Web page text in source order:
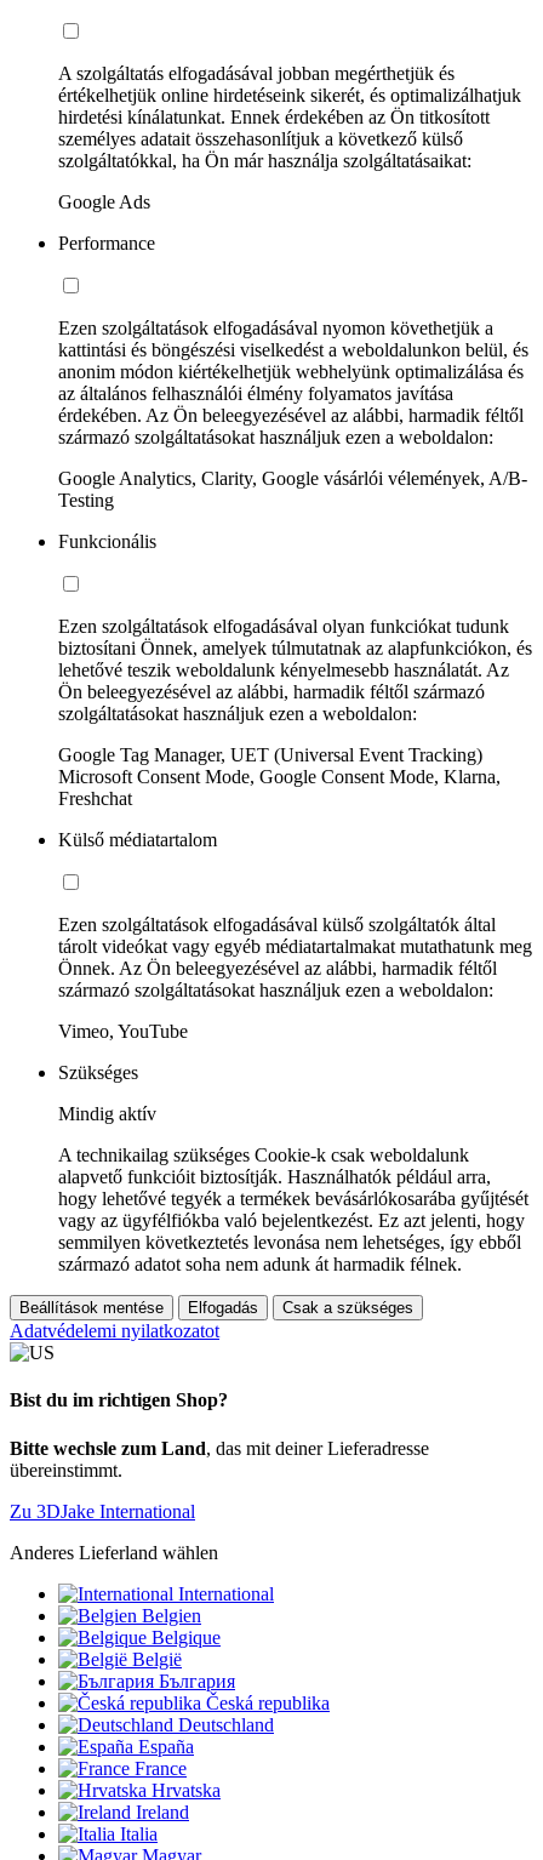
A szolgáltatás elfogadásával jobban megérthetjük és
értékelhetjük online hirdetéseink sikerét, és optimalizálhatjuk
hirdetési kínálatunkat. Ennek érdekében az Ön titkosított
személyes adatait összehasonlítjuk a következő külső
szolgáltatókkal, ha Ön már használja szolgáltatásaikat:
Google Ads
Performance
Ezen szolgáltatások elfogadásával nyomon követhetjük a
kattintási és böngészési viselkedést a weboldalunkon belül, és
anonim módon kiértékelhetjük webhelyünk optimalizálása és
az általános felhasználói élmény folyamatos javítása
érdekében. Az Ön beleegyezésével az alábbi, harmadik féltől
származó szolgáltatásokat használjuk ezen a weboldalon:
Google Analytics, Clarity, Google vásárlói vélemények, A/B-
Testing
Funkcionális
Ezen szolgáltatások elfogadásával olyan funkciókat tudunk
biztosítani Önnek, amelyek túlmutatnak az alapfunkciókon, és
lehetővé teszik weboldalunk kényelmesebb használatát. Az
Ön beleegyezésével az alábbi, harmadik féltől származó
szolgáltatásokat használjuk ezen a weboldalon:
Google Tag Manager, UET (Universal Event Tracking)
Microsoft Consent Mode, Google Consent Mode, Klarna,
Freshchat
Külső médiatartalom
Ezen szolgáltatások elfogadásával külső szolgáltatók által
tárolt videókat vagy egyéb médiatartalmakat mutathatunk meg
Önnek. Az Ön beleegyezésével az alábbi, harmadik féltől
származó szolgáltatásokat használjuk ezen a weboldalon:
Vimeo, YouTube
Szükséges
Mindig aktív
A technikailag szükséges Cookie-k csak weboldalunk
alapvető funkcióit biztosítják. Használhatók például arra,
hogy lehetővé tegyék a termékek bevásárlókosarába gyűjtését
vagy az ügyfélfiókba való bejelentkezést. Ez azt jelenti, hogy
semmilyen következtetés levonása nem lehetséges, így ebből
származó adatot soha nem adunk át harmadik félnek.
Beállítások mentése Elfogadás Csak a szükséges
Adatvédelemi nyilatkozatot
Bist du im richtigen Shop?
Bitte wechsle zum Land, das mit deiner Lieferadresse
übereinstimmt.
Zu 3DJake International
Anderes Lieferland wählen
International
Belgien
Belgique
België
България
Česká republika
Deutschland
España
France
Hrvatska
Ireland
Italia
Magyar